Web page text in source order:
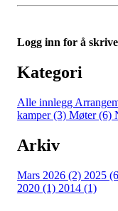
Logg inn for å
Kategori
Alle innlegg
kamper (3) Møter (6)
Arkiv
Mars 2026 (2) 2025
2020 (1) 2014 (1)